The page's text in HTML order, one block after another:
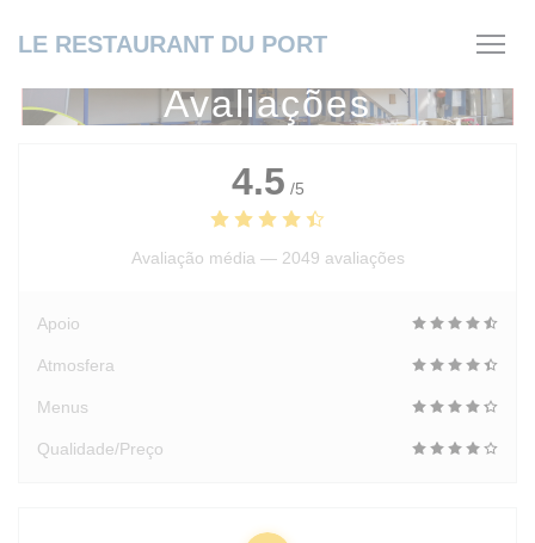
LE RESTAURANT DU PORT
Avaliações
4.5 /5
Avaliação média — 2049 avaliações
Apoio
Atmosfera
Menus
Qualidade/Preço